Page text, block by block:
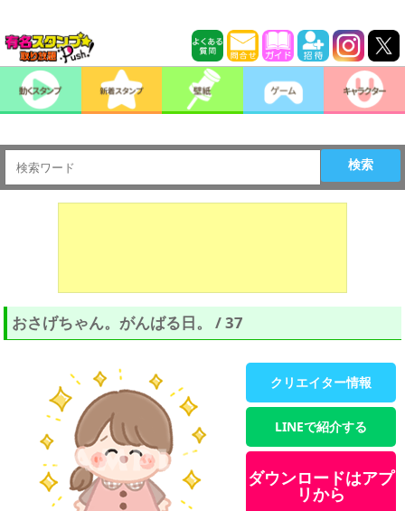
検索
おさげちゃん。がんばる日。 / 37
クリエイター情報
LINEで紹介する
ダウンロードはアプ
リから